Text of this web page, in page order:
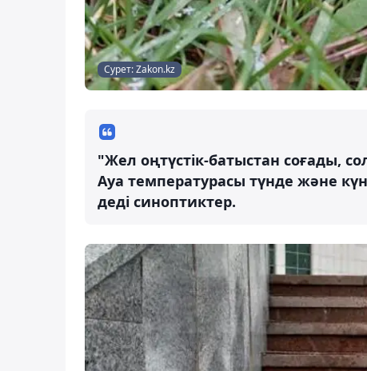
Сурет: Zakon.kz
"Жел оңтүстік-батыстан соғады,
Ауа температурасы түнде және
деді синоптиктер.